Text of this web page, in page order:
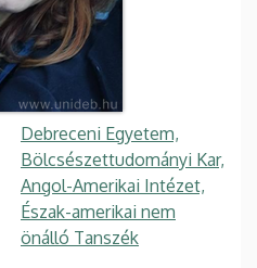
Debreceni Egyetem,
Bölcsészettudományi Kar,
Angol-Amerikai Intézet,
Észak-amerikai nem
önálló Tanszék